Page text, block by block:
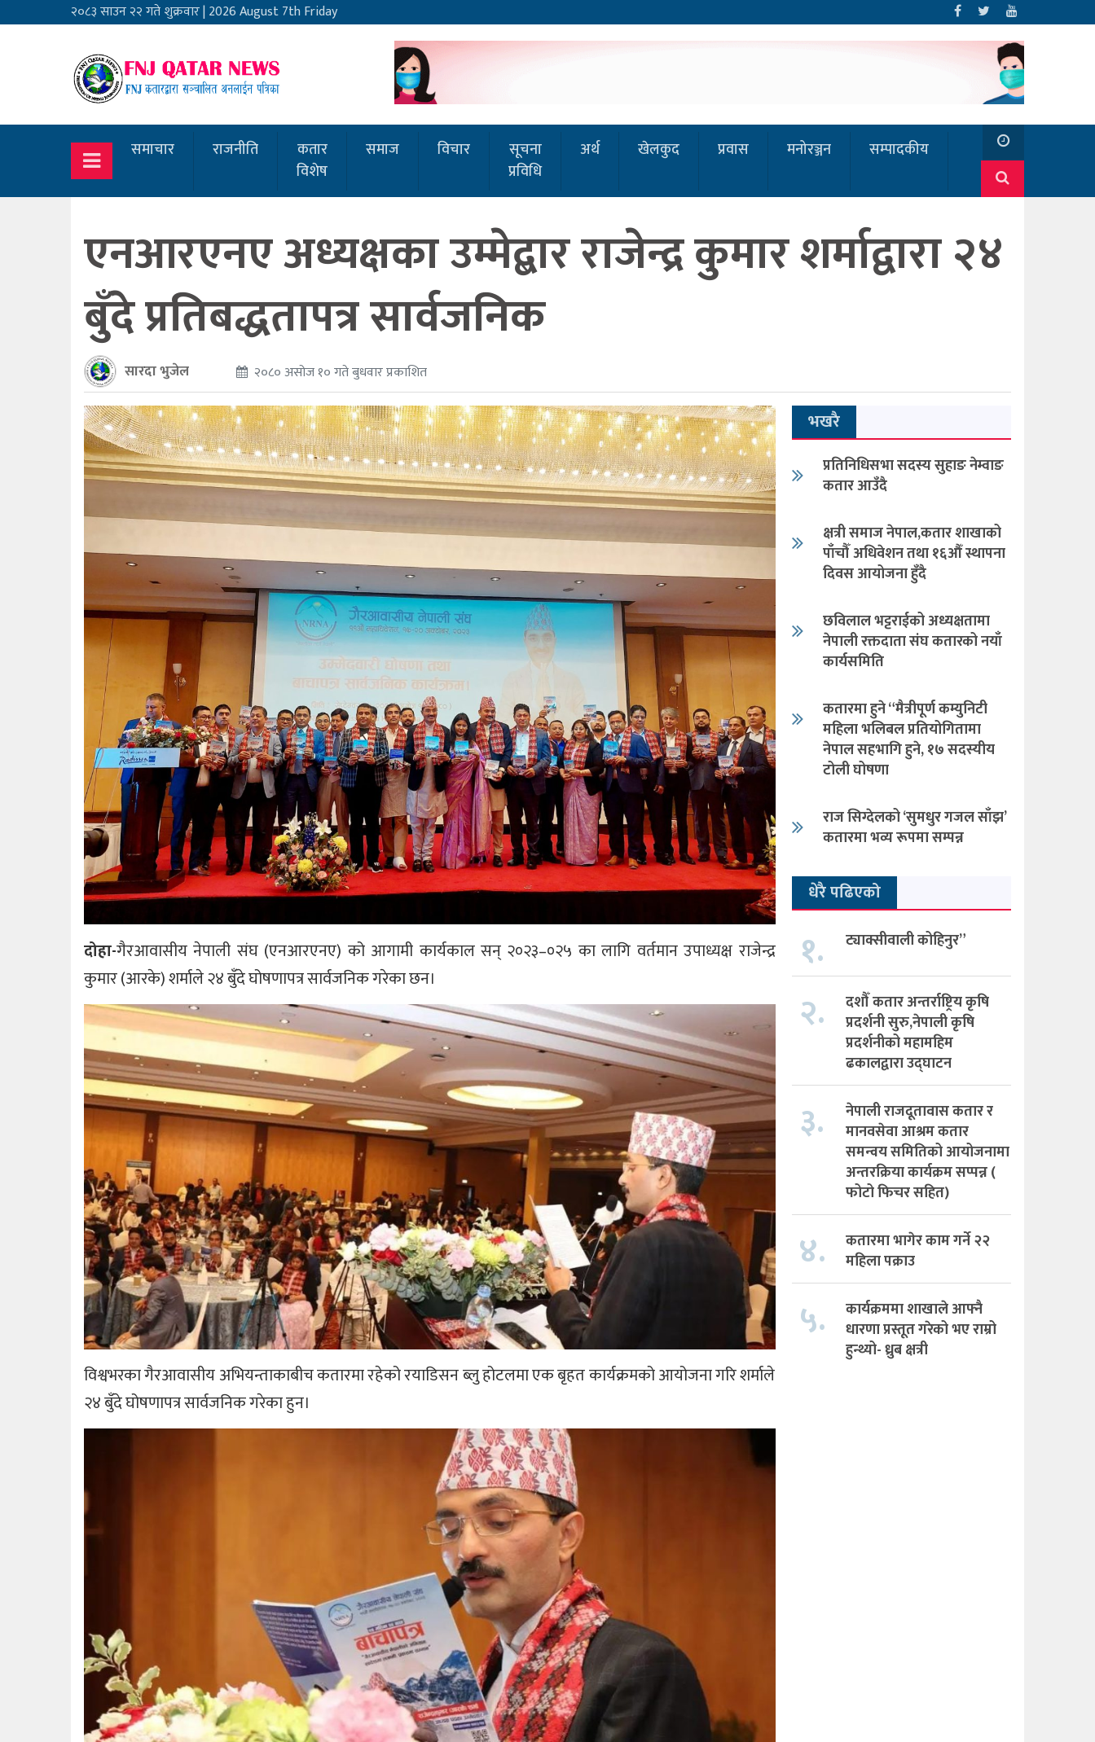
२०८३ साउन २२ गते शुक्रवार|2026 August 7th Friday
समाचार राजनीति
कतार
विशेष
समाज विचार
सूचना
प्रविधि
अर्थ खेलकुद प्रवास मनोरञ्जन सम्पादकीय
एनआरएनए अध्यक्षका उम्मेद्बार राजेन्द्र कुमार शर्माद्वारा २४
बुँदे प्रतिबद्धतापत्र सार्वजनिक
सारदा भुजेल २०८० असोज १० गते बुधवार प्रकाशित
दोहा-गैरआवासीय नेपाली संघ (एनआरएनए) को आगामी कार्यकाल सन् २०२३–०२५ का लागि वर्तमान उपाध्यक्ष राजेन्द्र
कुमार (आरके) शर्माले २४ बुँदे घोषणापत्र सार्वजनिक गरेका छन।
विश्वभरका गैरआवासीय अभियन्ताकाबीच कतारमा रहेको रयाडिसन ब्लु होटलमा एक बृहत कार्यक्रमको आयोजना गरि शर्माले
२४ बुँदे घोषणापत्र सार्वजनिक गरेका हुन।
भखरै
प्रतिनिधिसभा सदस्य सुहाङ नेम्वाङ
कतार आउँदै
क्षत्री समाज नेपाल,कतार शाखाको
पाँचौँ अधिवेशन तथा १६औँ स्थापना
दिवस आयोजना हुँदै
छविलाल भट्टराईको अध्यक्षतामा
नेपाली रक्तदाता संघ कतारको नयाँ
कार्यसमिति
कतारमा हुने “मैत्रीपूर्ण कम्युनिटी
महिला भलिबल प्रतियोगितामा
नेपाल सहभागि हुने, १७ सदस्यीय
टोली घोषणा
राज सिग्देलको ‘सुमधुर गजल साँझ’
कतारमा भव्य रूपमा सम्पन्न
धेरै पढिएको
१. ट्याक्सीवाली कोहिनुर”
२.
दशौँ कतार अन्तर्राष्ट्रिय कृषि
प्रदर्शनी सुरु,नेपाली कृषि
प्रदर्शनीको महामहिम
ढकालद्वारा उद्घाटन
३.
नेपाली राजदूतावास कतार र
मानवसेवा आश्रम कतार
समन्वय समितिको आयोजनामा
अन्तरक्रिया कार्यक्रम सप्पन्न (
फोटो फिचर सहित)
४.
कतारमा भागेर काम गर्ने २२
महिला पक्राउ
५.
कार्यक्रममा शाखाले आफ्नै
धारणा प्रस्तूत गरेको भए राम्रो
हुन्थ्यो- ध्रुब क्षत्री